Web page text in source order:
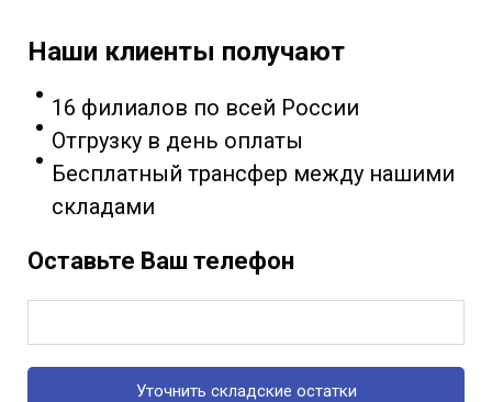
Наши клиенты получают
16 филиалов по всей России
Отгрузку в день оплаты
Бесплатный трансфер между нашими
складами
Оставьте Ваш телефон
Уточнить складские остатки